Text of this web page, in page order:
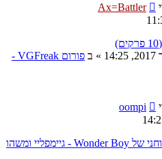
Ax=Battler
» ב
פורום VGFreak -
oompi
Monster Boy - ההמשך הרוחני של Wonder Boy - גיימפליי ומשהו